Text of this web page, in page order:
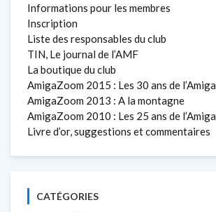
Informations pour les membres
Inscription
Liste des responsables du club
TIN, Le journal de l’AMF
La boutique du club
AmigaZoom 2015 : Les 30 ans de l’Amiga
AmigaZoom 2013 : A la montagne
AmigaZoom 2010 : Les 25 ans de l’Amiga
Livre d’or, suggestions et commentaires
CATÉGORIES